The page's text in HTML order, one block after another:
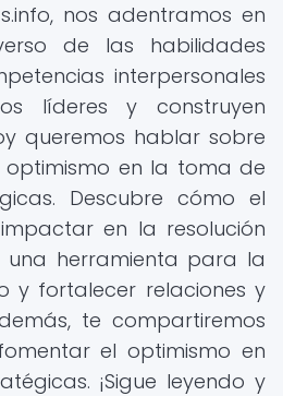
nos adentramos en
de las habilidades
interpersonales
líderes y construyen
queremos hablar sobre
en la toma de
Descubre cómo el
en la resolución
una herramienta para la
y fortalecer relaciones y
te compartiremos
el optimismo en
¡Sigue leyendo y